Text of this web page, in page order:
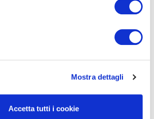
Mostra dettagli
Accetta tutti i cookie